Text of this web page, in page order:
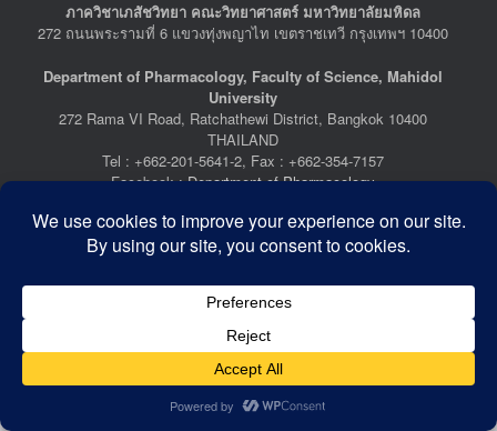
ภาควิชาเภสัชวิทยา คณะวิทยาศาสตร์ มหาวิทยาลัยมหิดล
272 ถนนพระรามที่ 6 แขวงทุ่งพญาไท เขตราชเทวี กรุงเทพฯ 10400
Department of Pharmacology, Faculty of Science, Mahidol
University
272 Rama VI Road, Ratchathewi District, Bangkok 10400
THAILAND
Tel : +662-201-5641-2, Fax : +662-354-7157
Facebook :Department of Pharmacology
Last Updated: July 21, 2026